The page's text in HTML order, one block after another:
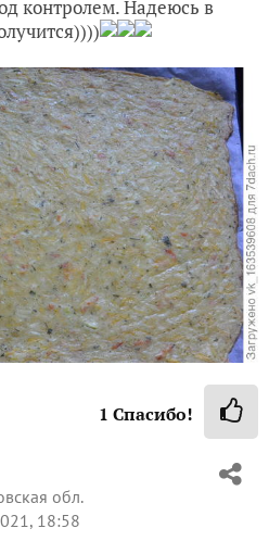
контролем. Надеюсь в
1 Спасибо!
обл.
18:58